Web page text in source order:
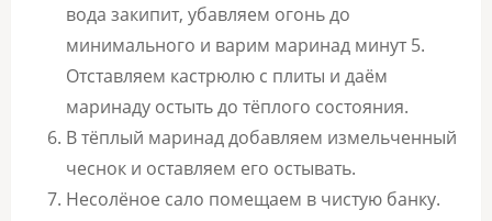
вода закипит, убавляем огонь до
минимального и варим маринад минут 5.
Отставляем кастрюлю с плиты и даём
маринаду остыть до тёплого состояния.
В тёплый маринад добавляем измельченный
чеснок и оставляем его остывать.
Несолёное сало помещаем в чистую банку.